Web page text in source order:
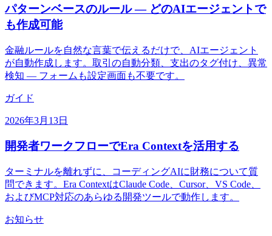
パターンベースのルール — どのAIエージェントで
も作成可能
金融ルールを自然な言葉で伝えるだけで、AIエージェント
が自動作成します。取引の自動分類、支出のタグ付け、異常
検知 — フォームも設定画面も不要です。
ガイド
2026年3月13日
開発者ワークフローでEra Contextを活用する
ターミナルを離れずに、コーディングAIに財務について質
問できます。Era ContextはClaude Code、Cursor、VS Code、
およびMCP対応のあらゆる開発ツールで動作します。
お知らせ